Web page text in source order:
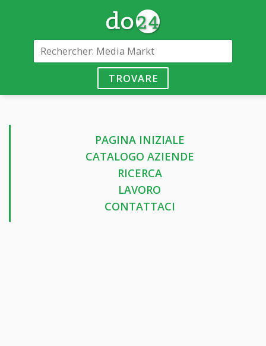
TROVARE
PAGINA INIZIALE
CATALOGO AZIENDE
RICERCA
LAVORO
CONTATTACI